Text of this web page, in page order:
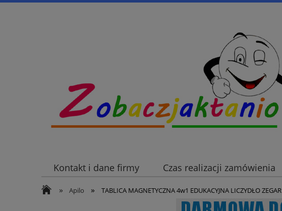
Kontakt i dane firmy Czas realizacji zamówienia
» Apilo » TABLICA MAGNETYCZNA 4w1 EDUKACYJNA LICZYDŁO ZEGAR